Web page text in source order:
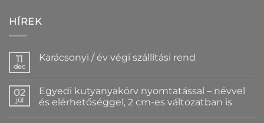
HÍREK
11
dec
Karácsonyi / év végi szállítási rend
Karácsonyi
/
év
02
júl
Egyedi kutyanyakörv nyomtatással – névvel
és elérhetőséggel, 2 cm-es változatban is